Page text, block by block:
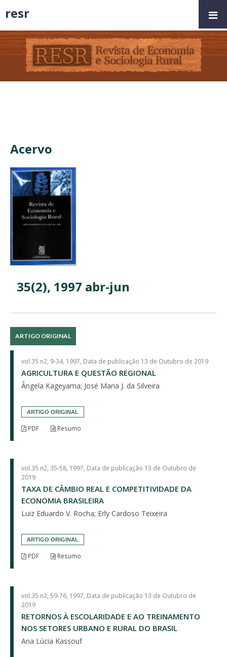
Acervo
35(2), 1997 abr-jun
ARTIGO ORIGINAL
vol.35 n2, 9-34, 1997, Data de publicação 13 de Outubro de 2019
AGRICULTURA E QUESTÃO REGIONAL
Ângela Kageyama; José Maria J. da Silveira
ARTIGO ORIGINAL
PDF Resumo
vol.35 n2, 35-58, 1997, Data de publicação 13 de Outubro de
2019
TAXA DE CÂMBIO REAL E COMPETITIVIDADE DA
ECONOMIA BRASILEIRA
Luiz Eduardo V. Rocha; Erly Cardoso Teixeira
ARTIGO ORIGINAL
PDF Resumo
vol.35 n2, 59-76, 1997, Data de publicação 13 de Outubro de
2019
RETORNOS À ESCOLARIDADE E AO TREINAMENTO
NOS SETORES URBANO E RURAL DO BRASIL
Ana Lúcia Kassouf
resr